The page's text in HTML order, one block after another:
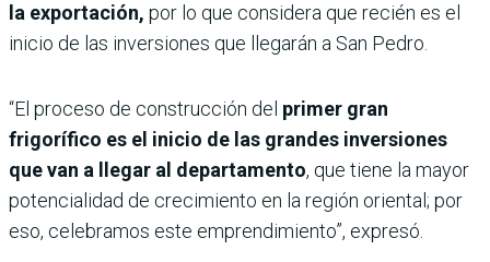
la exportación, por lo que considera que recién es el
inicio de las inversiones que llegarán a San Pedro.
“El proceso de construcción del primer gran
frigorífico es el inicio de las grandes inversiones
que van a llegar al departamento, que tiene la mayor
potencialidad de crecimiento en la región oriental; por
eso, celebramos este emprendimiento”, expresó.